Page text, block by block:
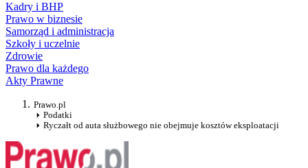
Kadry i BHP
Prawo w biznesie
Samorząd i administracja
Szkoły i uczelnie
Zdrowie
Prawo dla każdego
Akty Prawne
Prawo.pl
Podatki
Ryczałt od auta służbowego nie obejmuje kosztów eksploatacji